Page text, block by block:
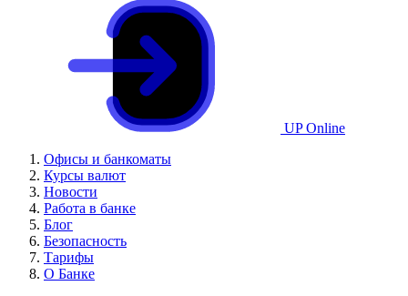
UP Online
Офисы и банкоматы
Курсы валют
Новости
Работа в банке
Блог
Безопасность
Тарифы
О Банке